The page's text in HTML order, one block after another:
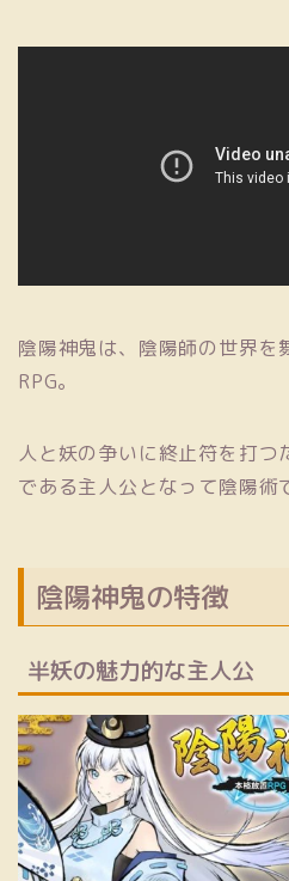
陰陽神鬼は、陰陽師の世界を
RPG。
人と妖の争いに終止符を打つ
である主人公となって陰陽術
陰陽神鬼の特徴
半妖の魅力的な主人公